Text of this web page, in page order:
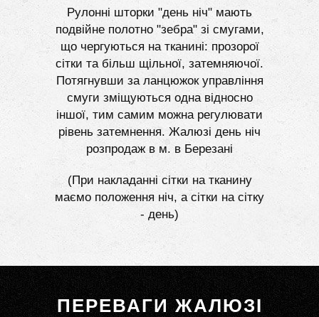
Рулонні шторки "день ніч" мають
подвійне полотно "зебра" зі смугами,
що чергуються на тканині: прозорої
сітки та більш щільної, затемняючої.
Потягнувши за ланцюжок управління
смуги зміщуються одна відносно
іншої, тим самим можна регулювати
рівень затемнення. Жалюзі день ніч
розпродаж в м. в Березані
(При накладанні сітки на тканину
маємо положення ніч, а сітки на сітку
- день)
ПЕРЕВАГИ ЖАЛЮЗІ